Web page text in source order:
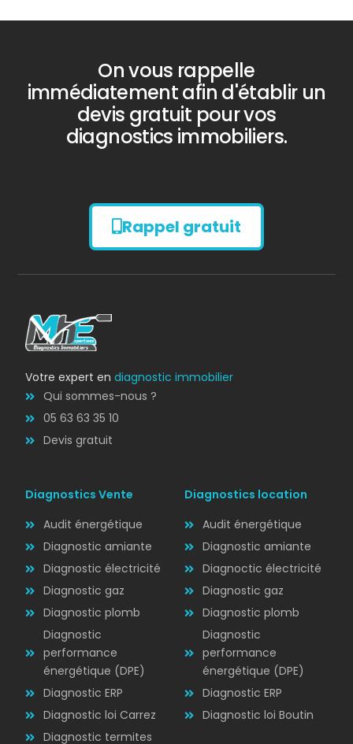
DPE
Diagnostic
AMIANTE
Diagnostic
ÉLECTRICITÉ
On vous rappelle
immédiatement afin d'établir un
devis gratuit pour vos
diagnostics immobiliers.
Rappel gratuit
Votre expert endiagnostic immobilier
Qui sommes-nous ?
05 63 63 35 10
Devis gratuit
Diagnostics Vente
Audit énergétique
Diagnostic amiante
Diagnostic électricité
Diagnostic gaz
Diagnostic plomb
Diagnostic
performance
énergétique (DPE)
Diagnostic ERP
Diagnostic loi Carrez
Diagnostic termites
Diagnostics location
Audit énergétique
Diagnostic amiante
Diagnoctic électricité
Diagnostic gaz
Diagnostic plomb
Diagnostic
performance
énergétique (DPE)
Diagnostic ERP
Diagnostic loi Boutin